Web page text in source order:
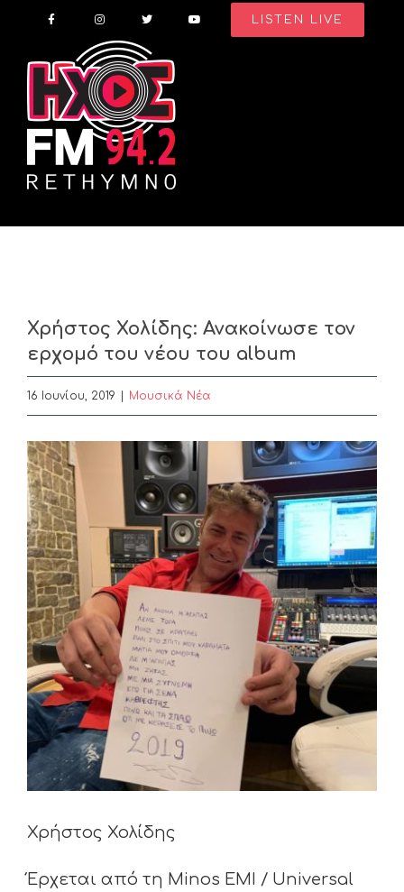
content
LISTEN LIVE
Χρήστος Χολίδης: Ανακοίνωσε τον
ερχομό του νέου του album
16 Ιουνίου, 2019 Μουσικά Νέα
View
Larger
Image
Χρήστος Χολίδης
Έρχεται από τη Minos EMI / Universal